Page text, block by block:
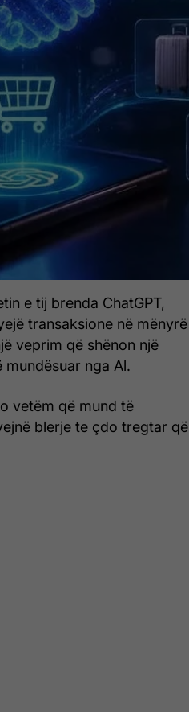
e tij brenda ChatGPT,
transaksione në mënyrë
veprim që shënon një
nga Al.
vetëm që mund të
blerje te çdo tregtar që